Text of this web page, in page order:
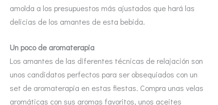
amolda a los presupuestos más ajustados que hará las
delicias de los amantes de esta bebida.
Un poco de aromaterapia
Los amantes de las diferentes técnicas de relajación son
unos candidatos perfectos para ser obsequiados con un
set de aromaterapia en estas fiestas. Compra unas velas
aromáticas con sus aromas favoritos, unos aceites